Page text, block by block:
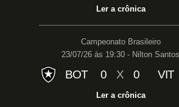
Ler a crônica
Campeonato Brasileiro
23/07/26 às 19:30 - Nilton Santos
BOT 0 X 0 VIT
Ler a crônica